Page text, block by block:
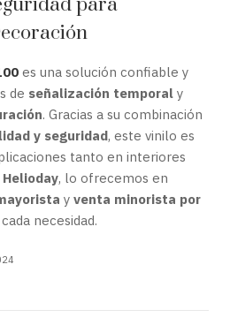
para
es una solución confiable y
de señalización temporal y
. Gracias a su combinación
y seguridad, este vinilo es
tanto en interiores
Helioday, lo ofrecemos en
y venta minorista por
necesidad.